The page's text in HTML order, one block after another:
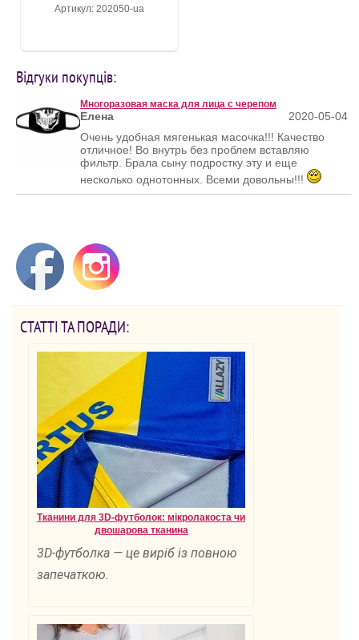
Артикул: 202050-ua
Відгуки покупців:
Многоразовая маска для лица с черепом
Елена
2020-05-04
Очень удобная мягенькая масочка!!! Качество
отличное! Во внутрь без проблем вставляю
фильтр. Брала сыну подростку эту и еще
несколько однотонных. Всеми довольны!!!
СТАТТІ ТА ПОРАДИ:
Тканини для 3D-футболок: мікролакоста чи
двошарова тканина
3D-футболка — це виріб із повною
запечаткою.